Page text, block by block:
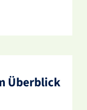
Über­blick